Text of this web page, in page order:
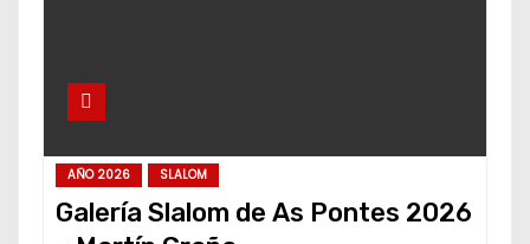
AÑO 2026 SLALOM
Galería Slalom de As Pontes 2026